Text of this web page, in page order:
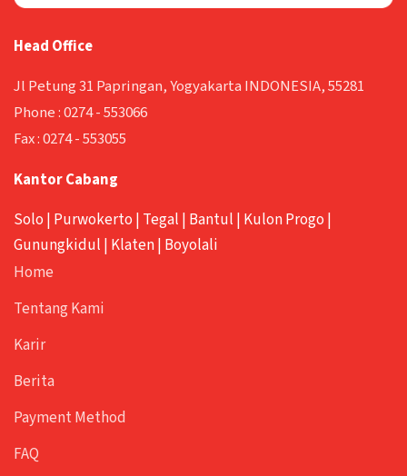
Head Office
Jl Petung 31 Papringan, Yogyakarta INDONESIA, 55281
Phone :0274 - 553066
Fax :0274 - 553055
Kantor Cabang
Solo | Purwokerto | Tegal | Bantul | Kulon Progo |
Gunungkidul | Klaten| Boyolali
Home
Tentang Kami
Karir
Berita
Payment Method
FAQ